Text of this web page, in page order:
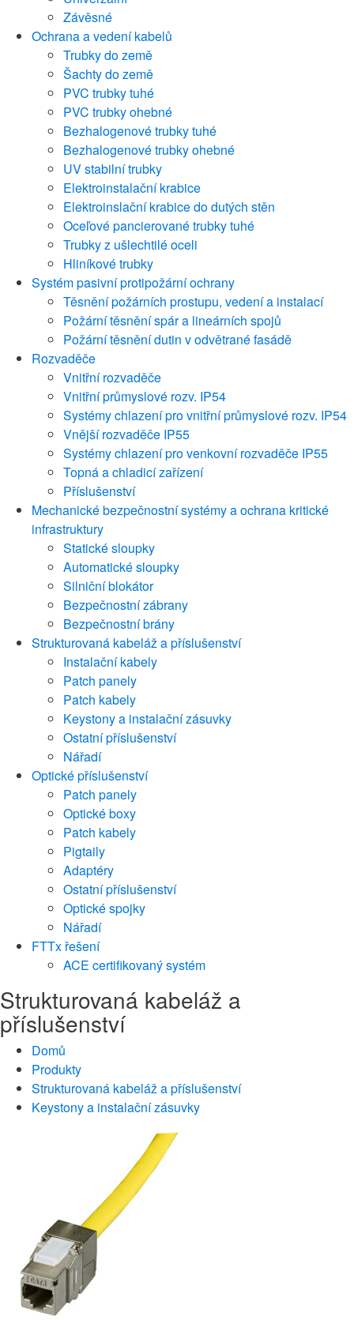
Závěsné
Ochrana a vedení kabelů
Trubky do země
Šachty do země
PVC trubky tuhé
PVC trubky ohebné
Bezhalogenové trubky tuhé
Bezhalogenové trubky ohebné
UV stabilní trubky
Elektroinstalační krabice
Elektroinslační krabice do dutých stěn
Oceľové pancierované trubky tuhé
Trubky z ušlechtilé oceli
Hliníkové trubky
Systém pasivní protipožární ochrany
Těsnění požárních prostupu, vedení a instalací
Požární těsnění spár a lineárních spojů
Požární těsnění dutin v odvětrané fasádě
Rozvaděče
Vnitřní rozvaděče
Vnitřní průmyslové rozv. IP54
Systémy chlazení pro vnitřní průmyslové rozv. IP54
Vnější rozvaděče IP55
Systémy chlazení pro venkovní rozvaděče IP55
Topná a chladicí zařízení
Příslušenství
Mechanické bezpečnostní systémy a ochrana kritické
infrastruktury
Statické sloupky
Automatické sloupky
Silniční blokátor
Bezpečnostní zábrany
Bezpečnostní brány
Strukturovaná kabeláž a příslušenství
Instalační kabely
Patch panely
Patch kabely
Keystony a instalační zásuvky
Ostatní příslušenství
Nářadí
Optické příslušenství
Patch panely
Optické boxy
Patch kabely
Pigtaily
Adaptéry
Ostatní příslušenství
Optické spojky
Nářadí
FTTx řešení
ACE certifikovaný systém
Strukturovaná kabeláž a
příslušenství
Domů
Produkty
Strukturovaná kabeláž a příslušenství
Keystony a instalační zásuvky